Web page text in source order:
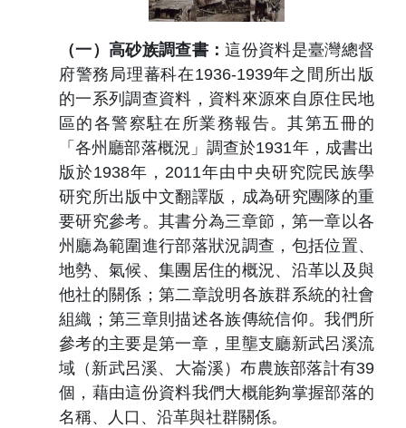
（一）高砂族調查書：這份資料是臺灣總督
府警務局理蕃科在1936-1939年之間所出版
的一系列調查資料，資料來源來自原住民地
區的各警察駐在所業務報告。其第五冊的
「各州廳部落概況」調查於1931年，成書出
版於1938年， 2011年由中央研究院民族學
研究所出版中文翻譯版，成為研究團隊的重
要研究參考。其書分為三章節，第一章以各
州廳為範圍進行部落狀況調查，包括位置、
地勢、氣候、集團居住的概況、沿革以及與
他社的關係；第二章說明各族群系統的社會
組織；第三章則描述各族傳統信仰。我們所
參考的主要是第一章，里壟支廳新武呂溪流
域（新武呂溪、大崙溪）布農族部落計有39
個，藉由這份資料我們大概能夠掌握部落的
名稱、人口、沿革與社群關係。